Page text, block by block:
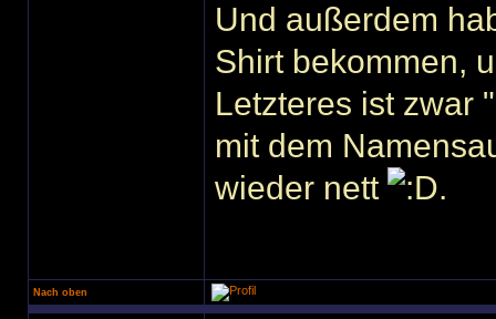
Und außerdem
Shirt bekommen,
Letzteres ist zwar
mit dem
wieder nett
.
Nach oben